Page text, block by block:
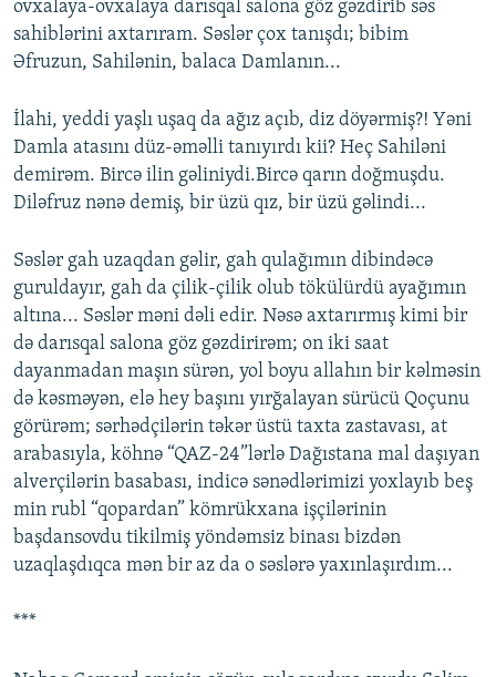
ovxalaya-ovxalaya darısqal salona göz gəzdirib səs
sahiblərini axtarıram. Səslər çox tanışdı; bibim
Əfruzun, Sahilənin, balaca Damlanın...
İlahi, yeddi yaşlı uşaq da ağız açıb, diz döyərmiş?! Yəni
Damla atasını düz-əməlli tanıyırdı kii? Heç Sahiləni
demirəm. Bircə ilin gəliniydi.Bircə qarın doğmuşdu.
Diləfruz nənə demiş, bir üzü qız, bir üzü gəlindi...
Səslər gah uzaqdan gəlir, gah qulağımın dibindəcə
guruldayır, gah da çilik-çilik olub tökülürdü ayağımın
altına... Səslər məni dəli edir. Nəsə axtarırmış kimi bir
də darısqal salona göz gəzdirirəm; on iki saat
dayanmadan maşın sürən, yol boyu allahın bir kəlməsin
də kəsməyən, elə hey başını yırğalayan sürücü Qoçunu
görürəm; sərhədçilərin təkər üstü taxta zastavası, at
arabasıyla, köhnə “QAZ-24”lərlə Dağıstana mal daşıyan
alverçilərin basabası, indicə sənədlərimizi yoxlayıb beş
min rubl “qopardan” kömrükxana işçilərinin
başdansovdu tikilmiş yöndəmsiz binası bizdən
uzaqlaşdıqca mən bir az da o səslərə yaxınlaşırdım...
***